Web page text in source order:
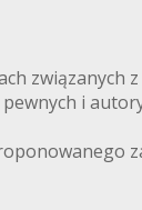
związanych
i